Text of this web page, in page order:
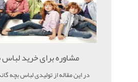
مشاوره برای خرید لباس
در این مقاله از تولیدی لباس بچه